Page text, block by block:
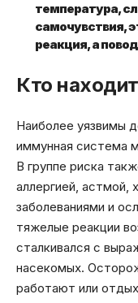
температура,
самочувствия,
реакция, а
Кто
Наиболее уязвимы
иммунная система
В группе риска
аллергией, астмой,
заболеваниями и
тяжелые реакции
сталкивался с
насекомых.
работают или